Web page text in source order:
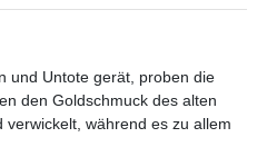
und Untote gerät, proben die
den Goldschmuck des alten
während es zu allem